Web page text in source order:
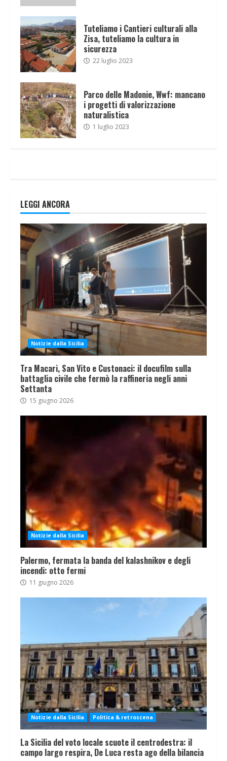
Tuteliamo i Cantieri culturali alla
Zisa, tuteliamo la cultura in
sicurezza
22 luglio 2023
Parco delle Madonie, Wwf: mancano
i progetti di valorizzazione
naturalistica
1 luglio 2023
LEGGI ANCORA
Notizie dalla Sicilia
Tra Macari, San Vito e Custonaci: il docufilm sulla
battaglia civile che fermò la raffineria negli anni
Settanta
15 giugno 2026
Notizie dalla Sicilia
Palermo, fermata la banda del kalashnikov e degli
incendi: otto fermi
11 giugno 2026
Notizie dalla Sicilia Politica & retroscena
La Sicilia del voto locale scuote il centrodestra: il
campo largo respira, De Luca resta ago della bilancia